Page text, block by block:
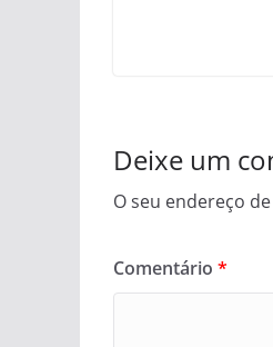
Deixe um
O seu endereço
Comentário *